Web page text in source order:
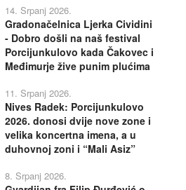
14. Srpanj 2026.
Gradonačelnica Ljerka Cividini
- Dobro došli na naš festival
Porcijunkulovo kada Čakovec i
Međimurje žive punim plućima
11. Srpanj 2026.
Nives Radek: Porcijunkulovo
2026. donosi dvije nove zone i
velika koncertna imena, a u
duhovnoj zoni i “Mali Asiz”
8. Srpanj 2026.